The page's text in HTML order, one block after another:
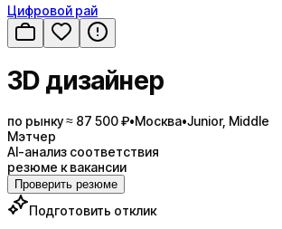
Цифровой рай
3D дизайнер
по рынку ≈ 87 500 ₽•Москва•Junior, Middle
Мэтчер
AI-анализ соответствия
резюме к вакансии
Проверить резюме
Подготовить отклик